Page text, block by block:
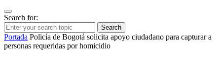
Search for:
Search
Portada Policía de Bogotá solicita apoyo ciudadano para capturar a
personas requeridas por homicidio